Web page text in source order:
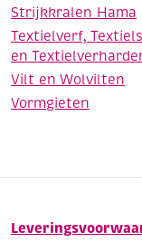
Strijkkralen Hama
Textielverf,
en
Vilt en Wolvilten
Vormgieten